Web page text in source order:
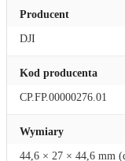
Producent
DJI
Kod producenta
CP.FP.00000276.01
Wymiary
44,6 × 27 × 44,6 mm